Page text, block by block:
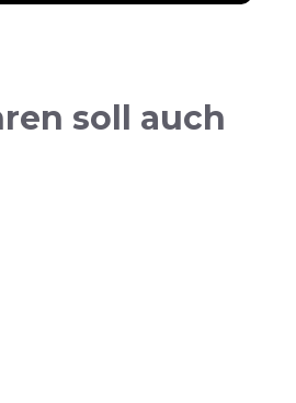
soll auch